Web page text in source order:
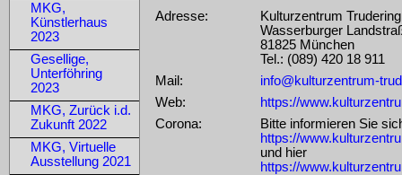
MKG,
Künstlerhaus
2023
Gesellige,
Unterföhring
2023
MKG, Zurück i.d.
Zukunft 2022
MKG, Virtuelle
Ausstellung 2021
Adresse:
Kulturzentrum Trudering
Wasserburger
81825 München
Tel.: (089) 420 18 911
Mail:
info@kulturzentrum-
Web:
https://
Corona:
Bitte informieren Sie
https://
und hier
https://